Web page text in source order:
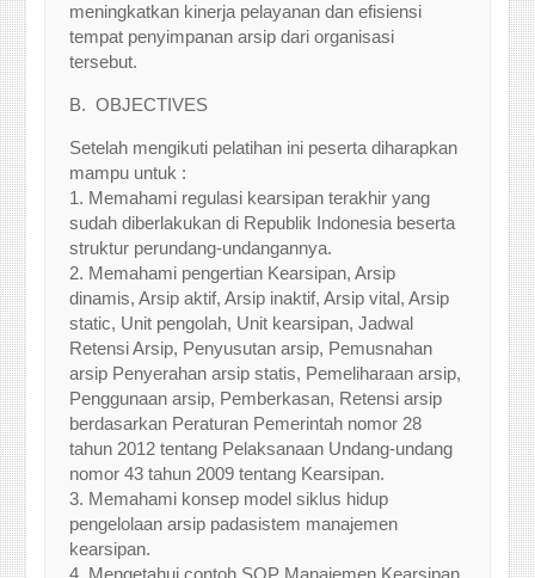
meningkatkan kinerja pelayanan dan efisiensi
tempat penyimpanan arsip dari organisasi
tersebut.
B. OBJECTIVES
Setelah mengikuti pelatihan ini peserta diharapkan
mampu untuk :
1. Memahami regulasi kearsipan terakhir yang
sudah diberlakukan di Republik Indonesia beserta
struktur perundang-undangannya.
2. Memahami pengertian Kearsipan, Arsip
dinamis, Arsip aktif, Arsip inaktif, Arsip vital, Arsip
static, Unit pengolah, Unit kearsipan, Jadwal
Retensi Arsip, Penyusutan arsip, Pemusnahan
arsip Penyerahan arsip statis, Pemeliharaan arsip,
Penggunaan arsip, Pemberkasan, Retensi arsip
berdasarkan Peraturan Pemerintah nomor 28
tahun 2012 tentang Pelaksanaan Undang-undang
nomor 43 tahun 2009 tentang Kearsipan.
3. Memahami konsep model siklus hidup
pengelolaan arsip padasistem manajemen
kearsipan.
4. Mengetahui contoh SOP Manajemen Kearsipan